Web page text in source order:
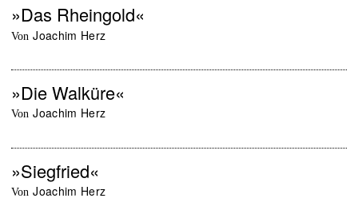
»Das Rheingold«
von Joachim Herz
»Die Walküre«
von Joachim Herz
»Siegfried«
von Joachim Herz